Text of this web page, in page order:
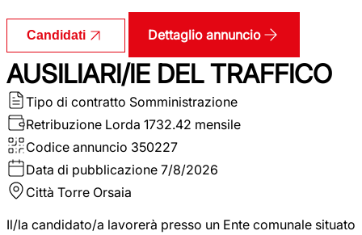
Candidati Dettaglio annuncio
AUSILIARI/IE DEL TRAFFICO
Tipo di contratto Somministrazione
Retribuzione Lorda 1732.42 mensile
Codice annuncio 350227
Data di pubblicazione 7/8/2026
Città Torre Orsaia
Il/la candidato/a lavorerà presso un Ente comunale situato